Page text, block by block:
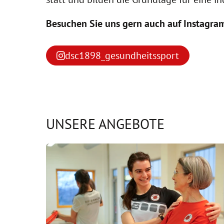
Besuchen Sie uns gern auch auf
dsc1898_gesundheitssport
UNSERE ANGEBOTE